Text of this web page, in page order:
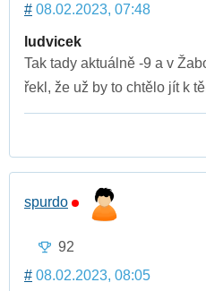
# 08.02.2023, 07:48
ludvicek
Tak tady aktuálně -9 a v
řekl, že už by to chtělo jít k
spurdo
92
# 08.02.2023, 08:05